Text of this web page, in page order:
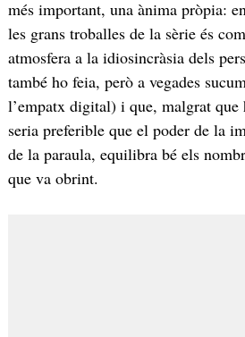
més important, una ànima pròpia:
les grans troballes de la sèrie és
atmosfera a la idiosincràsia dels
també ho feia, però a vegades
l’empatx digital) i que, malgrat que
seria preferible que el poder de la
de la paraula, equilibra bé els
que va obrint.